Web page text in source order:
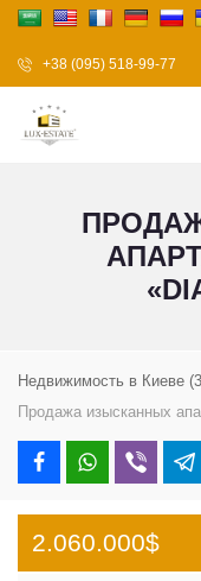
+38 (095) 518-99-77
Недвижимость в Киеве
Продажа изысканных
2.060.000$